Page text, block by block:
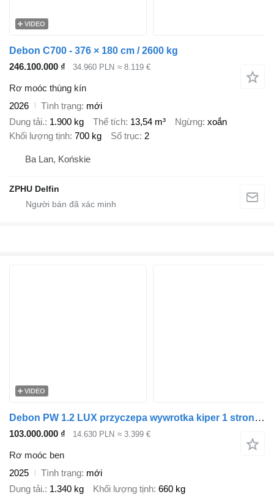
VIDEO
Debon C700 - 376 × 180 cm / 2600 kg
246.100.000 ₫
34.960 PLN ≈ 8.119 €
Rơ moóc thùng kín
2026
Tình trạng mới
Dung tải. 1.900 kg Thể tích 13,54 m³ Ngừng xoắn
Khối lượng tịnh 700 kg Số trục 2
Ba Lan, Końskie
ZPHU Delfin
VIDEO
Debon PW 1.2 LUX przyczepa wywrotka kiper 1 stronny DMC 2000 kg Cheval
103.000.000 ₫ 14.630 PLN ≈ 3.399 €
Rơ moóc ben
2025
Tình trạng mới
Dung tải. 1.340 kg Khối lượng tịnh 660 kg